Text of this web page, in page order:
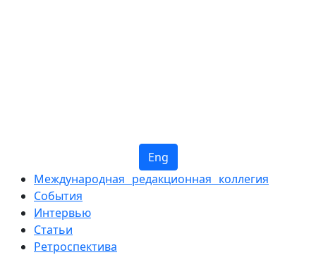
Eng
Международная редакционная коллегия
События
Интервью
Статьи
Ретроспектива